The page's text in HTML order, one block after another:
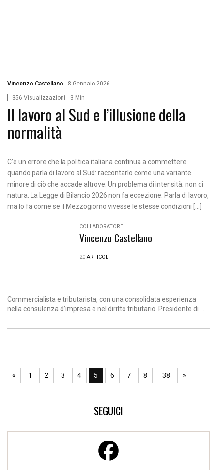
Vincenzo Castellano - 8 Gennaio 2026
356 Visualizzazioni 3 Min
Il lavoro al Sud e l’illusione della
normalità
C’è un errore che la politica italiana continua a commettere
quando parla di lavoro al Sud: raccontarlo come una variante
minore di ciò che accade altrove. Un problema di intensità, non di
natura. La Legge di Bilancio 2026 non fa eccezione. Parla di lavoro,
ma lo fa come se il Mezzogiorno vivesse le stesse condizioni […]
COLLABORATORE
Vincenzo Castellano
20 ARTICOLI
Commercialista e tributarista, con una consolidata esperienza
nella consulenza d’impresa e nel diritto tributario. Presidente di ...
« 1 2 3 4 5 6 7 8 38 »
SEGUICI